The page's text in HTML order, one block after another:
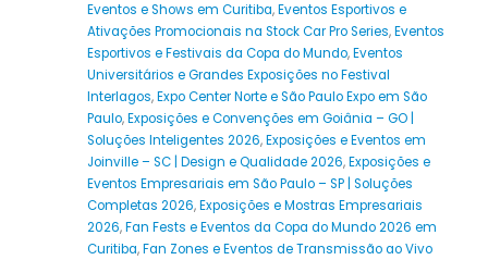
Eventos e Shows em Curitiba,Eventos Esportivos e
Ativações Promocionais na Stock Car Pro Series,Eventos
Esportivos e Festivais da Copa do Mundo,Eventos
Universitários e Grandes Exposições no Festival
Interlagos,Expo Center Norte e São Paulo Expo em São
Paulo,Exposições e Convenções em Goiânia – GO |
Soluções Inteligentes 2026,Exposições e Eventos em
Joinville – SC | Design e Qualidade 2026,Exposições e
Eventos Empresariais em São Paulo – SP | Soluções
Completas 2026,Exposições e Mostras Empresariais
2026,Fan Fests e Eventos da Copa do Mundo 2026 em
Curitiba,Fan Zones e Eventos de Transmissão ao Vivo